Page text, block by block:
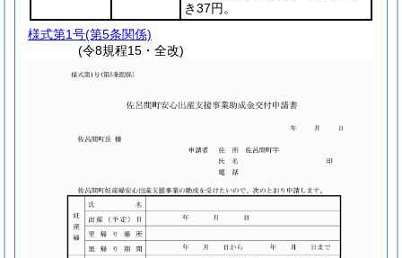
き37円。
様式第1号(第5条関係)
(令8規程15・全改)